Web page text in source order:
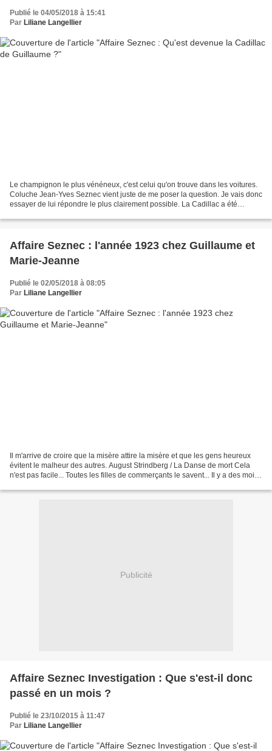
Publié le 04/05/2018 à 15:41
Par Liliane Langellier
Le champignon le plus vénéneux, c'est celui qu'on trouve dans les voitures.
Coluche Jean-Yves Seznec vient juste de me poser la question. Je vais donc
essayer de lui répondre le plus clairement possible. La Cadillac a été
Affaire Seznec : l'année 1923 chez Guillaume et
Marie-Jeanne
Publié le 02/05/2018 à 08:05
Par Liliane Langellier
Il m'arrive de croire que la misère attire la misère et que les gens heureux
évitent le malheur des autres. August Strindberg / La Danse de mort Cela
n'est pas facile... Toutes les filles de commerçants le savent... Il y a des mois
Publicité
Affaire Seznec Investigation : Que s'est-il donc
passé en un mois ?
Publié le 23/10/2015 à 11:47
Par Liliane Langellier